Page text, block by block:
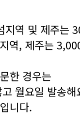
지역 및 제주는
역, 제주는
한 경우는
니다.